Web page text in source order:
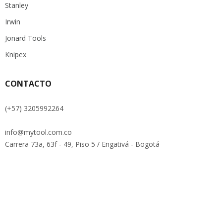
Stanley
Irwin
Jonard Tools
Knipex
CONTACTO
(+57) 3205992264
info@mytool.com.co
Carrera 73a, 63f - 49, Piso 5 / Engativá - Bogotá